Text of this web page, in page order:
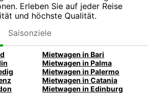
Erleben Sie auf jeder Reise
und höchste Qualität.
Saisonziele
Mietwagen in Bari
Mietwagen in Palma
Mietwagen in Palermo
Mietwagen in Catania
Mietwagen in Edinburg